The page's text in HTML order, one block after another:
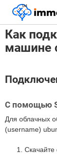
™
Главная FAQ
Как
машине
С помощью
Для облачных
(username)
Скачайте